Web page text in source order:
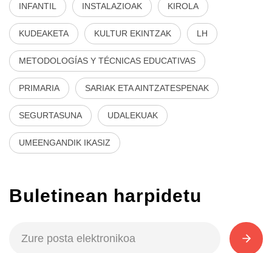
INFANTIL INSTALAZIOAK KIROLA
KUDEAKETA KULTUR EKINTZAK LH
METODOLOGÍAS Y TÉCNICAS EDUCATIVAS
PRIMARIA SARIAK ETA AINTZATESPENAK
SEGURTASUNA UDALEKUAK
UMEENGANDIK IKASIZ
Buletinean harpidetu